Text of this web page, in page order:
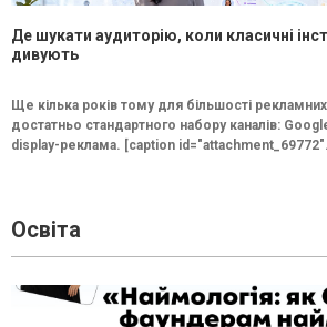
Де шукати аудиторію, коли класичні
дивують
Ще кілька років тому для більшості
достатньо стандартного набору каналів:
display-реклама. [caption
Освіта